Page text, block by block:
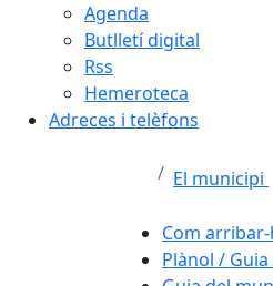
Agenda
Butlletí digital
Rss
Hemeroteca
Adreces i telèfons
El municipi
Com
Plànol /